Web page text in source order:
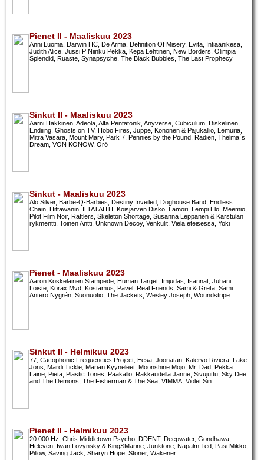
Pienet II - Maaliskuu 2023
Anni Luoma, Darwin HC, De Arma, Definition Of Misery, Evita, Intiaanikesä,
Judith Alice, Jussi P Niinku Pekka, Kepa Lehtinen, New Borders, Olimpia
Splendid, Ruaste, Synapsyche, The Black Bubbles, The Last Prophecy
Sinkut II - Maaliskuu 2023
Aarni Häkkinen, Adeola, Alfa Pentatonik, Anyverse, Cubiculum, Diskelinen,
Endiiing, Ghosts on TV, Hobo Fires, Juppe, Kononen & Pajukallio, Lemuria,
Mitra Vasara, Mount Mary, Park 7, Pennies by the Pound, Radien, Thelma´s
Dream, VON KONOW, Örö
Sinkut - Maaliskuu 2023
Alo Silver, Barbe-Q-Barbies, Destiny Inveiled, Doghouse Band, Endless
Chain, Hittawanin, ILTATÄHTI, Koisjärven Disko, Lamori, Lempi Elo, Meemio,
Pilot Film Noir, Rattlers, Skeleton Shortage, Susanna Leppänen & Karstulan
rykmentti, Toinen Antti, Unknown Decoy, Venkulit, Vielä eteisessä, Yoki
Pienet - Maaliskuu 2023
Aaron Koskelainen Stampede, Human Target, Imjudas, Isännät, Juhani
Loiste, Korax Mvd, Kostamus, Pavel, Real Friends, Sami & Greta, Sami
Antero Nygrén, Suonuotio, The Jackets, Wesley Joseph, Woundstripe
Sinkut II - Helmikuu 2023
77, Cacophonic Frequencies Project, Eesa, Joonatan, Kalervo Riviera, Lake
Jons, Mardi Tickle, Marian Kyyneleet, Moonshine Mojo, Mr. Dad, Pekka
Laine, Pieta, Plastic Tones, Pääkallo, Rakkaudella Janne, Sivujuttu, Sky Dee
and The Demons, The Fisherman & The Sea, VIMMA, Violet Sin
Pienet II - Helmikuu 2023
20 000 Hz, Chris Middletown Psycho, DDENT, Deepwater, Gondhawa,
Heleven, Iwan Lovynsky & KingSMarine, Junktone, Napalm Ted, Pasi Mikko,
Pillow, Saving Jack, Sharyn Hope, Stöner, Wakener